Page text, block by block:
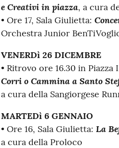
e Creativi in piazza, a cura
• Ore 17, Sala Giulietta:
Orchestra Junior
VENERDì 26 DICEMBRE
• Ritrovo ore 16.30 in
Corri o Cammina a Santo
a cura della Sangiorgese
MARTEDì 6 GENNAIO
• Ore 16, Sala Giulietta: La
a cura della Proloco